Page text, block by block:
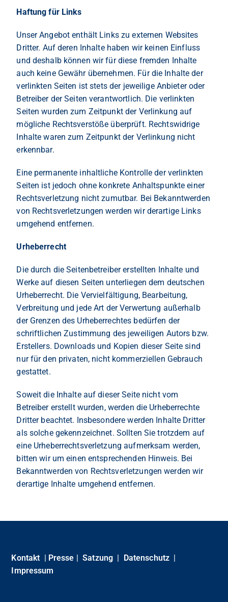
Haftung für Links
Unser Angebot enthält Links zu externen Websites
Dritter. Auf deren Inhalte haben wir keinen Einfluss
und deshalb können wir für diese fremden Inhalte
auch keine Gewähr übernehmen. Für die Inhalte der
verlinkten Seiten ist stets der jeweilige Anbieter oder
Betreiber der Seiten verantwortlich. Die verlinkten
Seiten wurden zum Zeitpunkt der Verlinkung auf
mögliche Rechtsverstöße überprüft. Rechtswidrige
Inhalte waren zum Zeitpunkt der Verlinkung nicht
erkennbar.
Eine permanente inhaltliche Kontrolle der verlinkten
Seiten ist jedoch ohne konkrete Anhaltspunkte einer
Rechtsverletzung nicht zumutbar. Bei Bekanntwerden
von Rechtsverletzungen werden wir derartige Links
umgehend entfernen.
Urheberrecht
Die durch die Seitenbetreiber erstellten Inhalte und
Werke auf diesen Seiten unterliegen dem deutschen
Urheberrecht. Die Vervielfältigung, Bearbeitung,
Verbreitung und jede Art der Verwertung außerhalb
der Grenzen des Urheberrechtes bedürfen der
schriftlichen Zustimmung des jeweiligen Autors bzw.
Erstellers. Downloads und Kopien dieser Seite sind
nur für den privaten, nicht kommerziellen Gebrauch
gestattet.
Soweit die Inhalte auf dieser Seite nicht vom
Betreiber erstellt wurden, werden die Urheberrechte
Dritter beachtet. Insbesondere werden Inhalte Dritter
als solche gekennzeichnet. Sollten Sie trotzdem auf
eine Urheberrechtsverletzung aufmerksam werden,
bitten wir um einen entsprechenden Hinweis. Bei
Bekanntwerden von Rechtsverletzungen werden wir
derartige Inhalte umgehend entfernen.
Kontakt | Presse |Satzung | Datenschutz |
Impressum